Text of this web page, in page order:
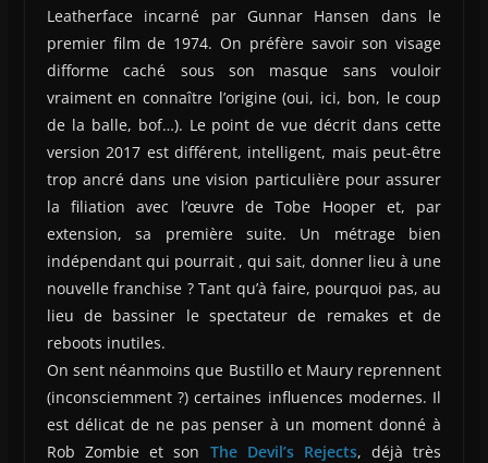
Leatherface incarné par Gunnar Hansen dans le
premier film de 1974. On préfère savoir son visage
difforme caché sous son masque sans vouloir
vraiment en connaître l’origine (oui, ici, bon, le coup
de la balle, bof…). Le point de vue décrit dans cette
version 2017 est différent, intelligent, mais peut-être
trop ancré dans une vision particulière pour assurer
la filiation avec l’œuvre de Tobe Hooper et, par
extension, sa première suite. Un métrage bien
indépendant qui pourrait , qui sait, donner lieu à une
nouvelle franchise ? Tant qu’à faire, pourquoi pas, au
lieu de bassiner le spectateur de remakes et de
reboots inutiles.
On sent néanmoins que Bustillo et Maury reprennent
(inconsciemment ?) certaines influences modernes. Il
est délicat de ne pas penser à un moment donné à
Rob Zombie et son The Devil’s Rejects, déjà très